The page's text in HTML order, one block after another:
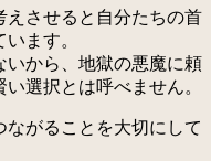
させると自分たちの首
ます。
から、地獄の悪魔に頼
選択とは呼べません。
がることを大切にして